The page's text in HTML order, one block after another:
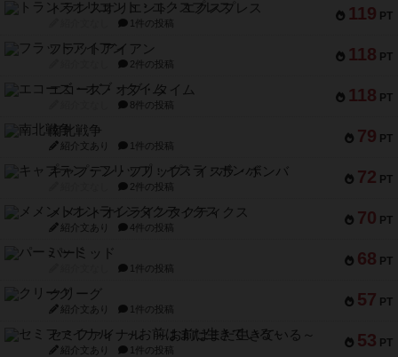
119 PT
トランスオリエント・エクスプレス
1件の投稿
118 PT
フラットアイアン
2件の投稿
118 PT
エコーズ・オブ・タイム
8件の投稿
79 PT
南北戦争
紹介文あり 1件の投稿
72 PT
キャプテン・フリップ：イスラ・ボンバ
2件の投稿
70 PT
メメントオンラインタクティクス
紹介文あり 4件の投稿
68 PT
パーミッド
1件の投稿
57 PT
クリーグ
紹介文あり 1件の投稿
53 PT
セミファイナル ～お前はまだ生きている～
紹介文あり 1件の投稿